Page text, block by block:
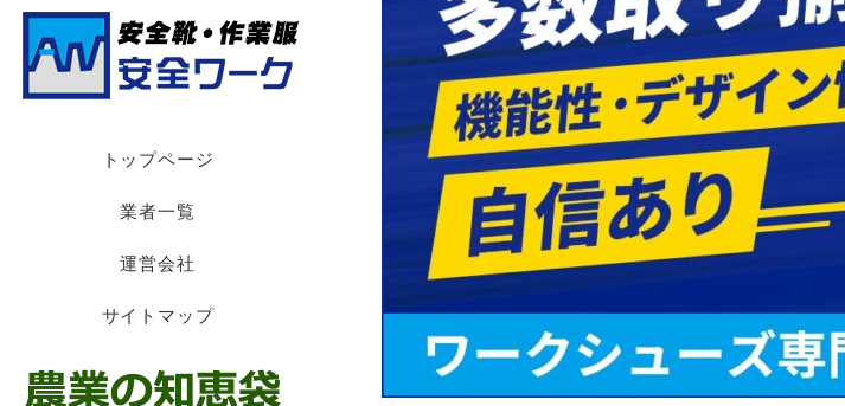
トップページ
業者一覧
運営会社
サイトマップ